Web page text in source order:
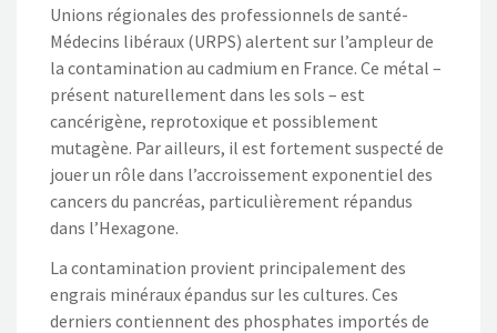
Unions régionales des professionnels de santé-
Médecins libéraux (URPS) alertent sur l’ampleur de
la contamination au cadmium en France. Ce métal –
présent naturellement dans les sols – est
cancérigène, reprotoxique et possiblement
mutagène. Par ailleurs, il est fortement suspecté de
jouer un rôle dans l’accroissement exponentiel des
cancers du pancréas, particulièrement répandus
dans l’Hexagone.
La contamination provient principalement des
engrais minéraux épandus sur les cultures. Ces
derniers contiennent des phosphates importés de